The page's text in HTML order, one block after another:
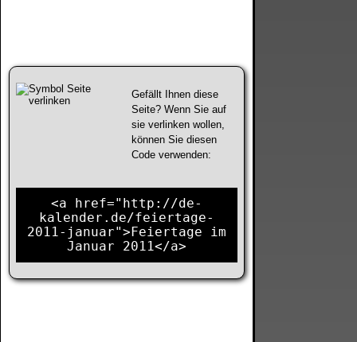
Gefällt Ihnen diese
Seite? Wenn Sie auf
sie verlinken wollen,
können Sie diesen
Code verwenden:
<a href="http://de-
kalender.de/feiertage-
2011-januar">Feiertage im
Januar 2011</a>